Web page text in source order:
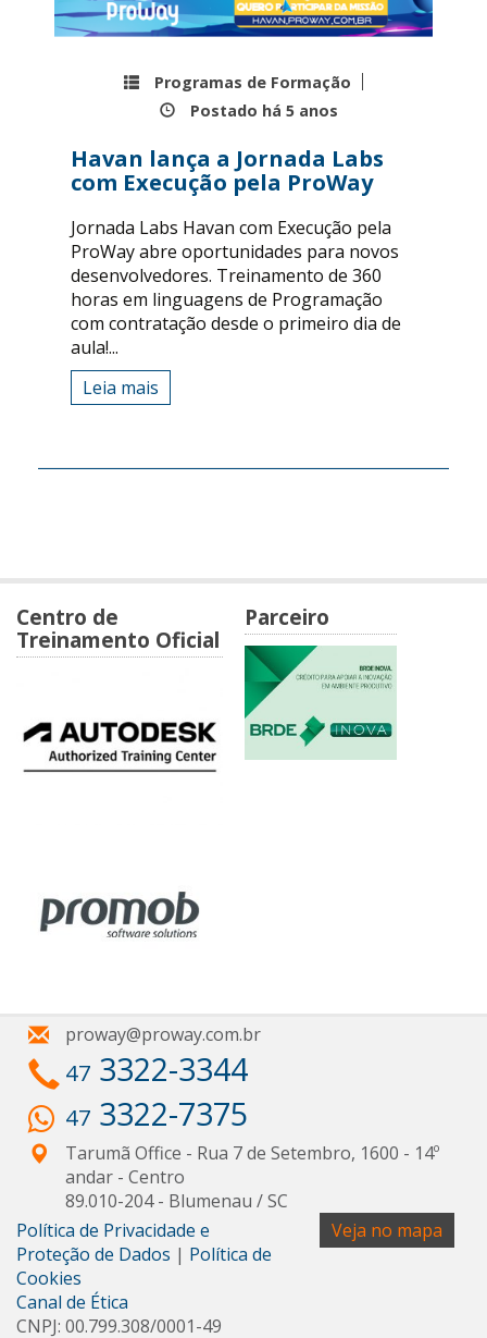
Programas de Formação
Postado há 5 anos
Havan lança a Jornada Labs
com Execução pela ProWay
Jornada Labs Havan com Execução pela
ProWay abre oportunidades para novos
desenvolvedores. Treinamento de 360
horas em linguagens de Programação
com contratação desde o primeiro dia de
aula!...
Leia mais
Centro de
Treinamento Oficial
Parceiro
proway@proway.com.br
47 3322-3344
47 3322-7375
Tarumã Office - Rua 7 de Setembro, 1600 - 14º
andar - Centro
89.010-204- Blumenau /SC
Veja no mapa
Política de Privacidade e
Proteção de Dados | Política de
Cookies
Canal de Ética
CNPJ: 00.799.308/0001-49